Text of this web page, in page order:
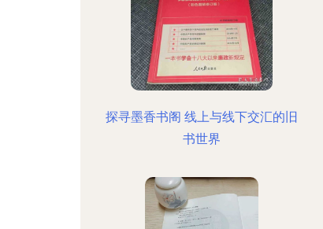
探寻墨香书阁 线上与线下交汇的旧
书世界